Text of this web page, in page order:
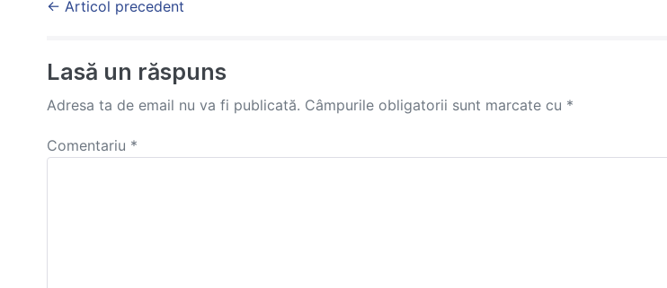
Post
← Articol precedent
Lasă un răspuns
Adresa ta de email nu va fi publicată. Câmpurile obligatorii sunt marcate cu *
Comentariu *